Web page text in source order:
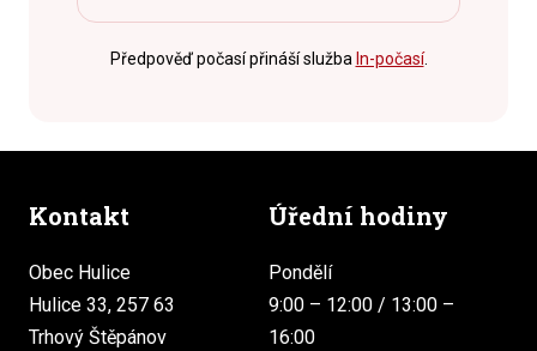
Předpověď počasí přináší služba In-počasí.
Kontakt
Obec Hulice
Hulice 33, 257 63
Trhový Štěpánov
Úřední hodiny
Pondělí
9:00 – 12:00 / 13:00 –
16:00